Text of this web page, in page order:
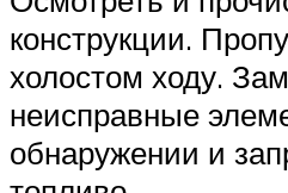
конструкции.
холостом ходу.
неисправные
обнаружении и